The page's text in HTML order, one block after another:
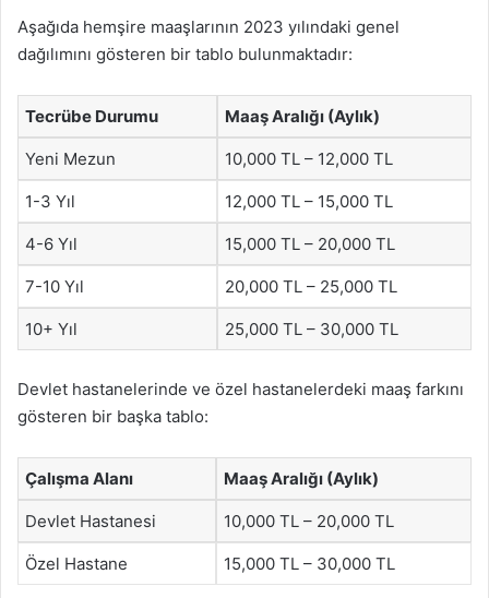
Aşağıda hemşire maaşlarının 2023 yılındaki genel
dağılımını gösteren bir tablo bulunmaktadır:
Tecrübe Durumu Maaş Aralığı (Aylık)
Yeni Mezun 10,000 TL – 12,000 TL
1-3 Yıl 12,000 TL – 15,000 TL
4-6 Yıl 15,000 TL – 20,000 TL
7-10 Yıl 20,000 TL – 25,000 TL
10+ Yıl 25,000 TL – 30,000 TL
Devlet hastanelerinde ve özel hastanelerdeki maaş farkını
gösteren bir başka tablo:
Çalışma Alanı Maaş Aralığı (Aylık)
Devlet Hastanesi 10,000 TL – 20,000 TL
Özel Hastane 15,000 TL – 30,000 TL